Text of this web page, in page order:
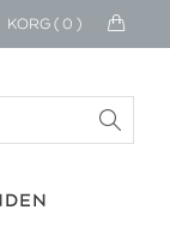
KORG ( 0 )